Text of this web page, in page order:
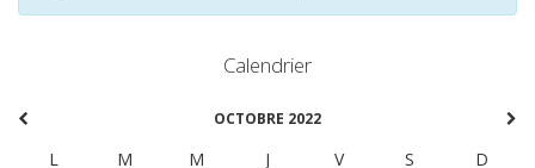
Calendrier
OCTOBRE 2022
L M M J V S
D